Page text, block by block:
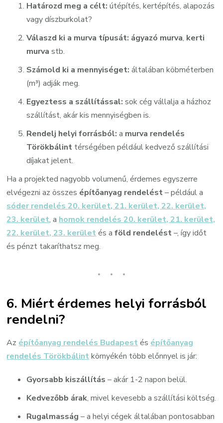
Határozd meg a célt: útépítés, kertépítés, alapozás
vagy díszburkolat?
Válaszd ki a murva típusát: ágyazó murva, kerti
murva stb.
Számold ki a mennyiséget: általában köbméterben
(m³) adják meg.
Egyeztess a szállítással: sok cég vállalja a házhoz
szállítást, akár kis mennyiségben is.
Rendelj helyi forrásból: a murva rendelés
Törökbálint térségében például kedvező szállítási
díjakat jelent.
Ha a projekted nagyobb volumenű, érdemes egyszerre
elvégezni az összes építőanyag rendelést– például a
sóder rendelés 20. kerület, 21. kerület, 22. kerület,
23. kerület, a homok rendelés 20. kerület, 21. kerület,
22. kerület, 23. kerület és aföld rendelést–, így időt
és pénzt takaríthatsz meg.
6. Miért érdemes helyi forrásból
rendelni?
Az építőanyag rendelés Budapest és építőanyag
rendelés Törökbálint környékén több előnnyel is jár:
Gyorsabb kiszállítás – akár 1-2 napon belül.
Kedvezőbb árak, mivel kevesebb a szállítási költség.
Rugalmasság – a helyi cégek általában pontosabban